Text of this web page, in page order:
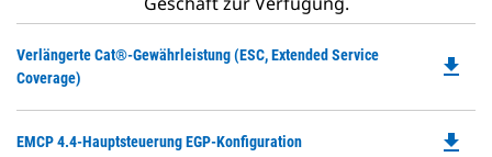
Verlängerte Cat®-Gewährleistung (ESC, Extended Service
Coverage)
file_download
EMCP 4.4-Hauptsteuerung EGP-Konfiguration file_download